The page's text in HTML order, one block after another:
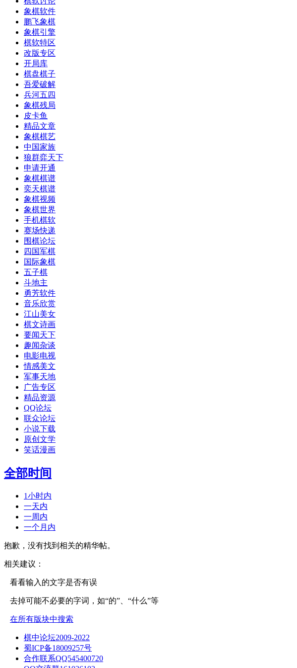
象棋软件
鹏飞象棋
象棋引擎
棋软特区
改版专区
开局库
棋盘棋子
吾爱破解
兵河五四
象棋残局
皮卡鱼
精品文章
象棋棋艺
中国家族
狼群弈天下
申请开通
象棋棋谱
奕天棋谱
象棋视频
象棋世界
手机棋软
赛场快递
围棋论坛
四国军棋
国际象棋
五子棋
斗地主
勇芳软件
音乐欣赏
江山美女
棋文诗画
要闻天下
趣闻杂谈
电影电视
情感美文
军事天地
广告专区
精品资源
QQ论坛
联众论坛
小说下载
原创文学
笑话漫画
全部时间
1小时内
一天内
一周内
一个月内
抱歉，没有找到相关的精华帖。
相关建议：
看看输入的文字是否有误
去掉可能不必要的字词，如“的”、“什么”等
在所有版块中搜索
棋中论坛2009-2022
蜀ICP备18009257号
合作联系QQ545400720